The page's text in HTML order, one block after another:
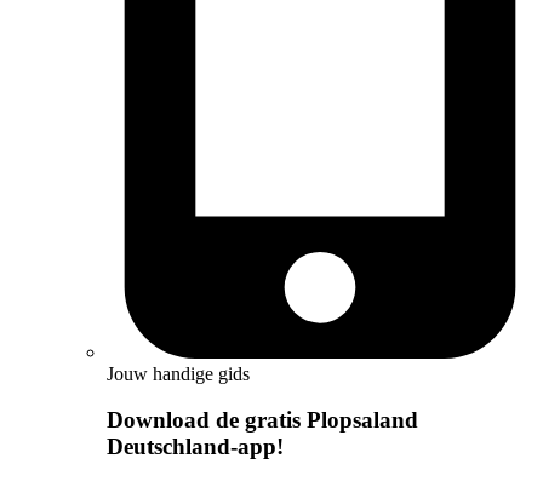
Jouw handige gids
Download de gratis Plopsaland
Deutschland-app!